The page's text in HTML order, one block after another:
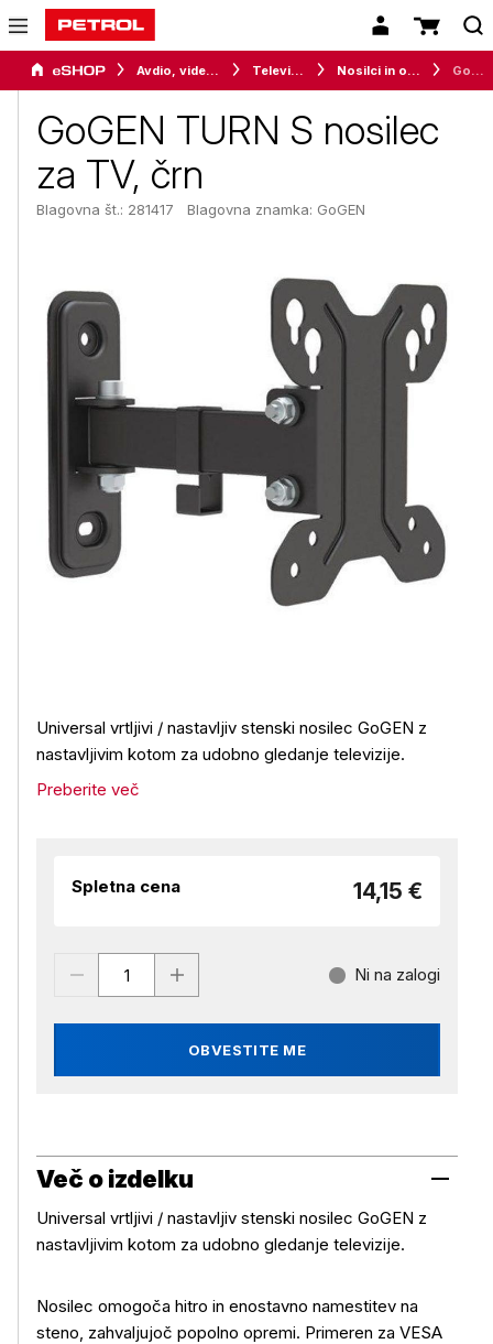
Avdio, video in telefonija Televizorji Nosilci in ostala oprema
GoGEN TURN S nosilec
za TV, črn
Blagovna št.: 281417 Blagovna znamka: GoGEN
Universal vrtljivi / nastavljiv stenski nosilec GoGEN z
nastavljivim kotom za udobno gledanje televizije.
Preberite več
Spletna cena 14,15 €
OBVESTITE ME
Ni na zalogi
Več o izdelku
Universal vrtljivi / nastavljiv stenski nosilec GoGEN z
nastavljivim kotom za udobno gledanje televizije.
Nosilec omogoča hitro in enostavno namestitev na
steno, zahvaljujoč popolno opremi. Primeren za VESA